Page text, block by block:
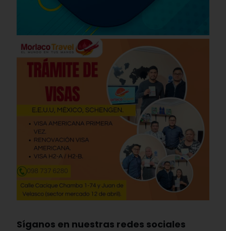
Síganos en nuestras redes sociales